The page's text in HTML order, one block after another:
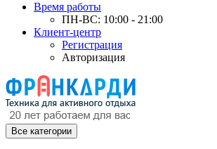
Время работы
ПН-ВС: 10:00 - 21:00
Клиент-центр
Регистрация
Авторизация
Все категории